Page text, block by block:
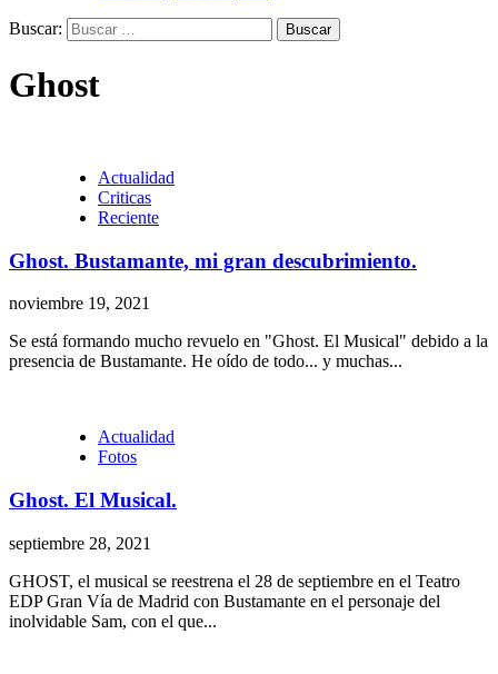
Buscar:
Ghost
Actualidad
Criticas
Reciente
Ghost. Bustamante, mi gran descubrimiento.
noviembre 19, 2021
Se está formando mucho revuelo en "Ghost. El Musical" debido a la
presencia de Bustamante. He oído de todo... y muchas...
Actualidad
Fotos
Ghost. El Musical.
septiembre 28, 2021
GHOST, el musical se reestrena el 28 de septiembre en el Teatro
EDP Gran Vía de Madrid con Bustamante en el personaje del
inolvidable Sam, con el que...